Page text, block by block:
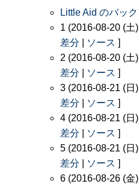
Little Aid のバッ
1 (2016-08-20 (土
差分
ソース ]
2 (2016-08-20 (土
差分
ソース ]
3 (2016-08-21 (日
差分
ソース ]
4 (2016-08-21 (日
差分
ソース ]
5 (2016-08-21 (日
差分
ソース ]
6 (2016-08-26 (金